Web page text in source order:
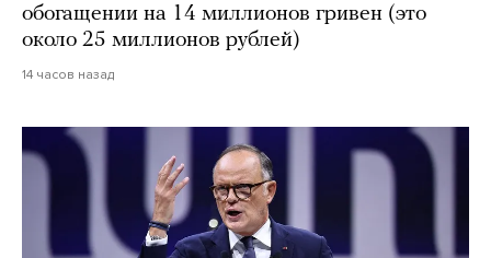
обогащении на 14 миллионов гривен (это
около 25 миллионов рублей)
14 часов назад